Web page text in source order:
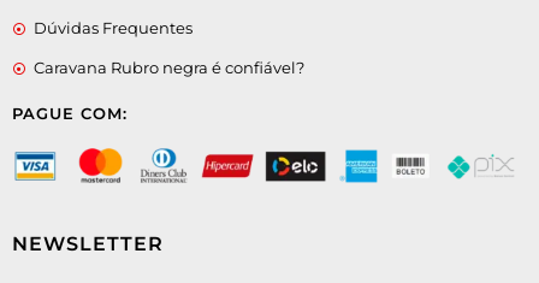
Dúvidas Frequentes
Caravana Rubro negra é confiável?
PAGUE COM:
NEWSLETTER